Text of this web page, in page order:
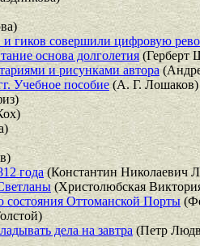
и гиков совершили цифровую
основа долголетия(Герберт
и рисунками автора
Учебное пособие(А. Г. Лошаков)
года(Константин Николаевич
(Христолюбская
состояния Оттоманской Порты
дела на завтра (Петр